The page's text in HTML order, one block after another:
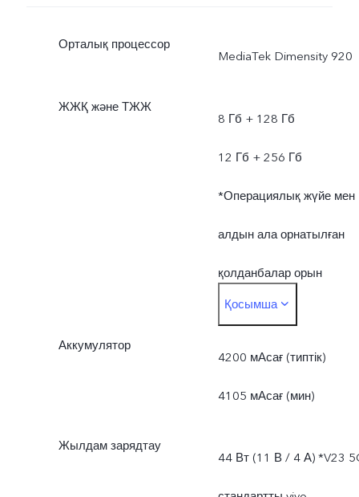
болады.
Орталық процессор
MediaTek Dimensity 920
ЖЖҚ және ТЖЖ
8 Гб + 128 Гб
12 Гб + 256 Гб
*Операциялық жүйе мен
алдын ала орнатылған
қолданбалар орын
алатындықтан, нақты
қолжетімді ЖЖҚ 8/12
дан кем.
алдын ала орнатылған
Қосымша
Аккумулятор
4200 мАсағ (типтік)
4105 мАсағ (мин)
Жылдам зарядтау
44 Вт (11 В / 4 А) *V23